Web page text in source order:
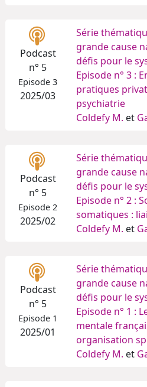
Podcast
n° 5
Episode 3
2025/03
Série
grande cause
défis pour le
Episode n° 3 :
pratiques
psychiatrie
Coldefy M. et
Podcast
n° 5
Episode 2
2025/02
Série
grande cause
défis pour le
Episode n° 2 :
somatiques :
Coldefy M. et
Podcast
n° 5
Episode 1
2025/01
Série
grande cause
défis pour le
Episode n° 1 :
mentale
organisation
Coldefy M. et